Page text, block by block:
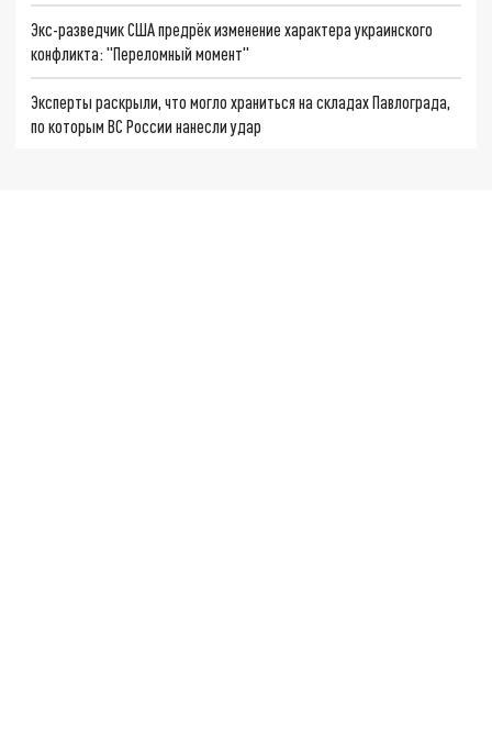
Экс-разведчик США предрёк изменение характера украинского
конфликта: "Переломный момент"
Эксперты раскрыли, что могло храниться на складах Павлограда,
по которым ВС России нанесли удар